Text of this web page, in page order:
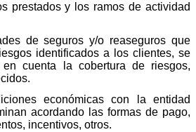
prestados y los ramos de actividad
de seguros y/o reaseguros que
identificados a los clientes, se
en cuenta la cobertura de riesgos,
económicas con la entidad
acordando las formas de pago,
incentivos, otros.